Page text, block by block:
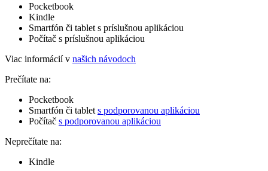
Pocketbook
Kindle
Smartfón či tablet s príslušnou aplikáciou
Počítač s príslušnou aplikáciou
Viac informácií v našich návodoch
Prečítate na:
Pocketbook
Smartfón či tablet s podporovanou aplikáciou
Počítač s podporovanou aplikáciou
Neprečítate na:
Kindle